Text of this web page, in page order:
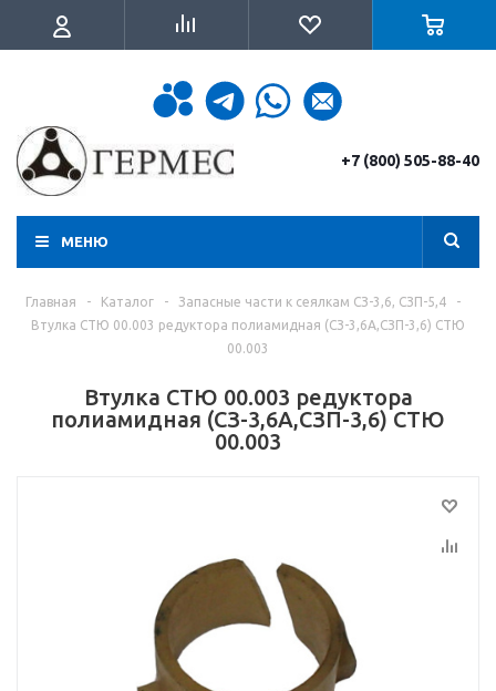
+7 (800) 505-88-40
МЕНЮ
Главная - Каталог - Запасные части к сеялкам СЗ-3,6, СЗП-5,4
-
Втулка СТЮ 00.003 редуктора полиамидная (СЗ-3,6А,СЗП-3,6) СТЮ
00.003
Втулка СТЮ 00.003 редуктора
полиамидная (СЗ-3,6А,СЗП-3,6) СТЮ
00.003